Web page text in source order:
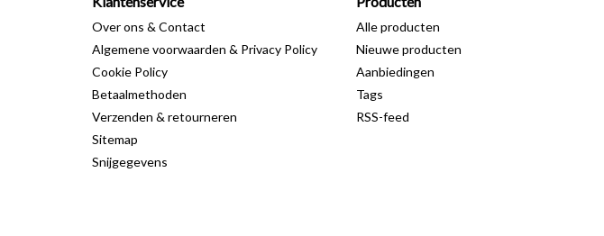
Over ons & Contact
Algemene voorwaarden & Privacy Policy
Cookie Policy
Betaalmethoden
Verzenden & retourneren
Sitemap
Snijgegevens
Alle producten
Nieuwe producten
Aanbiedingen
Tags
RSS-feed